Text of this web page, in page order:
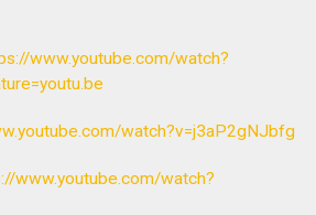
www.youtube.com/watch?
watch?v=j3aP2gNJbfg
www.youtube.com/watch?